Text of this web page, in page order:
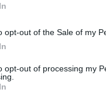
opt-out of the Sale of my
opt-out of processing my
ΚΤΕΛ για το
σε ΑμεΑ και